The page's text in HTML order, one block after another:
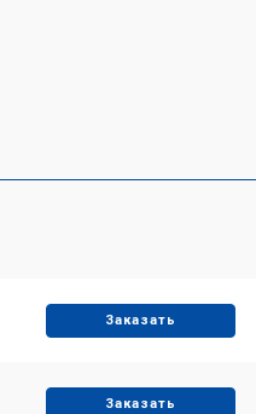
Заказать
Заказать